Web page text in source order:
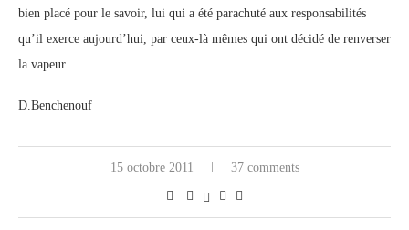
bien placé pour le savoir, lui qui a été parachuté aux responsabilités
qu’il exerce aujourd’hui, par ceux-là mêmes qui ont décidé de renverser
la vapeur.
D.Benchenouf
15 octobre 2011 37 comments